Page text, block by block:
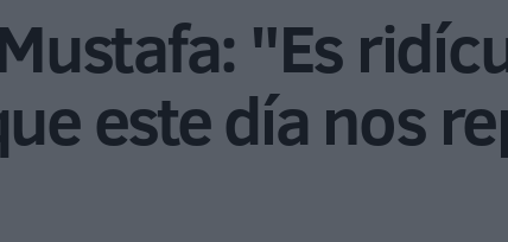
"Es
este día nos